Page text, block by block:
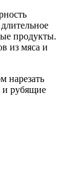
длительное
продукты.
из мяса и
нарезать
и рубящие